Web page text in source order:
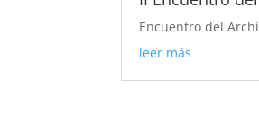
Encuentro del
leer más